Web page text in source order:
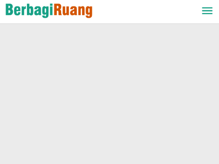
Lewati
ke